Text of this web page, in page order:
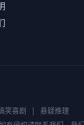
笑喜剧 |
悬疑推理